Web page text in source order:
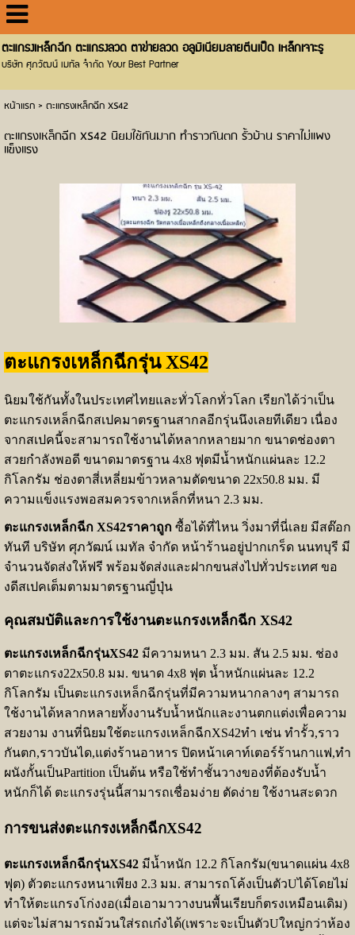
ตะแกรงเหล็กฉีก ตะแกรงลวด ตาข่ายลวด อลูมิเนียมลายตีนเป็ด เหล็กเจาะรู
บริษัท ศุภวัฒน์ เมทัล จำกัด Your Best Partner
หน้าแรก> ตะแกรงเหล็กฉีก XS42
ตะแกรงเหล็กฉีก XS42 นิยมใช้กันมาก ทำราวกันตก รั้วบ้าน ราคาไม่แพง
แข็งแรง
ตะแกรงเหล็กฉีกรุ่น XS42
นิยมใช้กันทั้งในประเทศไทยและทั่วโลกทั่วโลก เรียกได้ว่าเป็น
ตะแกรงเหล็กฉีกสเปคมาตรฐานสากลอีกรุ่นนึงเลยทีเดียว เนื่อง
จากสเปคนี้จะสามารถใช้งานได้หลากหลายมาก ขนาดช่องตา
สวยกำลังพอดี ขนาดมาตรฐาน 4x8 ฟุตมีน้ำหนักแผ่นละ 12.2
กิโลกรัม ช่องตาสี่เหลี่ยมข้าวหลามตัดขนาด 22x50.8 มม. มี
ความแข็งแรงพอสมควรจากเหล็กที่หนา 2.3 มม.
ตะแกรงเหล็กฉีก XS42ราคาถูก ซื้อได้ที่ไหน วิ่งมาที่นี่เลย มีสต๊อก
ทันที บริษัท ศุภวัฒน์ เมทัล จำกัด หน้าร้านอยู่ปากเกร็ด นนทบุรี มี
จำนวนจัดส่งให้ฟรี พร้อมจัดส่งและฝากขนส่งไปทั่วประเทศ ขอ
งดีสเปคเต็มตามมาตรฐานญี่ปุ่น
คุณสมบัติและการใช้งานตะแกรงเหล็กฉีก XS42
ตะแกรงเหล็กฉีกรุ่นXS42มีความหนา 2.3 มม. สัน 2.5 มม. ช่อง
ตาตะแกรง22x50.8 มม. ขนาด 4x8 ฟุต น้ำหนักแผ่นละ 12.2
กิโลกรัม เป็นตะแกรงเหล็กฉีกรุ่นที่มีความหนากลางๆ สามารถ
ใช้งานได้หลากหลายทั้งงานรับน้ำหนักและงานตกแต่งเพื่อความ
สวยงาม งานที่นิยมใช้ตะแกรงเหล็กฉีกXS42ทำ เช่น ทำรั้ว,ราว
กันตก,ราวบันได,แต่งร้านอาหาร ปิดหน้าเคาท์เตอร์ร้านกาแฟ,ทำ
ผนังกั้นเป็นPartition เป็นต้น หรือใช้ทำชั้นวางของที่ต้องรับน้ำ
หนักก็ได้ ตะแกรงรุ่นนี้สามารถเชื่อมง่าย ตัดง่าย ใช้งานสะดวก
การขนส่งตะแกรงเหล็กฉีกXS42
ตะแกรงเหล็กฉีกรุ่นXS42มีน้ำหนัก 12.2 กิโลกรัม(ขนาดแผ่น 4x8
ฟุต) ตัวตะแกรงหนาเพียง 2.3 มม. สามารถโค้งเป็นตัวUได้โดยไม่
ทำให้ตะแกรงโก่งงอ(เมื่อเอามาวางบนพื้นเรียบก็ตรงเหมือนเดิม)
แต่จะไม่สามารถม้วนใส่รถเก๋งได้(เพราะจะเป็นตัวUใหญ่กว่าห้อง